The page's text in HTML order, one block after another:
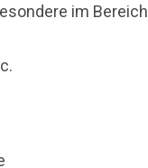
im Bereich